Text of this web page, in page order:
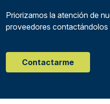
Priorizamos la atención de
proveedores contactándolos
Contactarme